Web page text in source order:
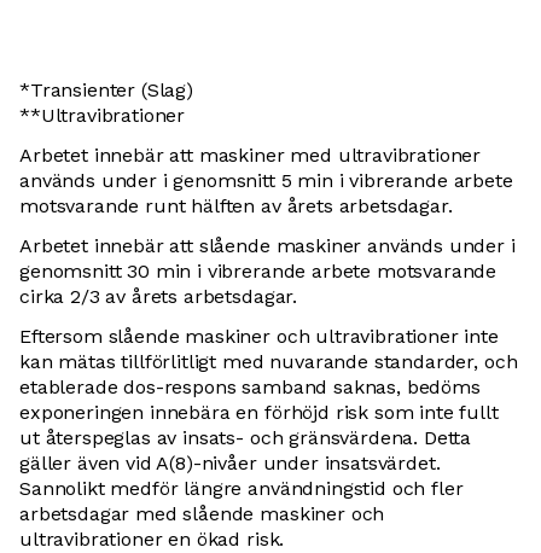
*Transienter (Slag)
**Ultravibrationer
Arbetet innebär att maskiner med ultravibrationer
används under i genomsnitt 5 min i vibrerande arbete
motsvarande runt hälften av årets arbetsdagar.
Arbetet innebär att slående maskiner används under i
genomsnitt 30 min i vibrerande arbete motsvarande
cirka 2/3 av årets arbetsdagar.
Eftersom slående maskiner och ultravibrationer inte
kan mätas tillförlitligt med nuvarande standarder, och
etablerade dos-respons samband saknas, bedöms
exponeringen innebära en förhöjd risk som inte fullt
ut återspeglas av insats- och gränsvärdena. Detta
gäller även vid A(8)-nivåer under insatsvärdet.
Sannolikt medför längre användningstid och fler
arbetsdagar med slående maskiner och
ultravibrationer en ökad risk.